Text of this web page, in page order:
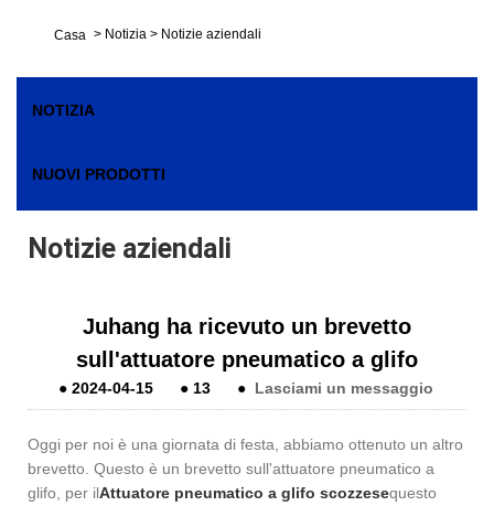
Casa > Notizia > Notizie aziendali
NOTIZIA
NUOVI PRODOTTI
Notizie aziendali
Juhang ha ricevuto un brevetto
sull'attuatore pneumatico a glifo
●2024-04-15 ● 13 ● Lasciami un messaggio
Oggi per noi è una giornata di festa, abbiamo ottenuto un altro
brevetto. Questo è un brevetto sull'attuatore pneumatico a
glifo, per ilAttuatore pneumatico a glifo scozzesequesto